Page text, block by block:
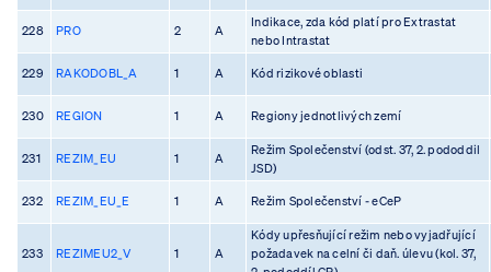
228 PRO 2 A
Indikace, zda kód platí pro Extrastat
nebo Intrastat
229 RAKODOBL_A 1 A Kód rizikové oblasti
230 REGION 1 A Regiony jednotlivých zemí
231 REZIM_EU 1 A
Režim Společenství (odst. 37, 2. pododdil
JSD)
232 REZIM_EU_E 1 A Režim Společenství - eCeP
233 REZIMEU2_V 1 A
Kódy upřesňující režim nebo vyjadřující
požadavek na celní či daň. úlevu (kol. 37,